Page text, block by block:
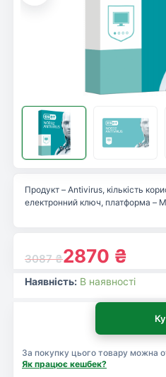
3087₴2870 ₴
Продукт – Antivirus, кількість
електронний ключ, платформа –
Наявність: В наявності
За покупку цього товару можна
Як працює кешбек?